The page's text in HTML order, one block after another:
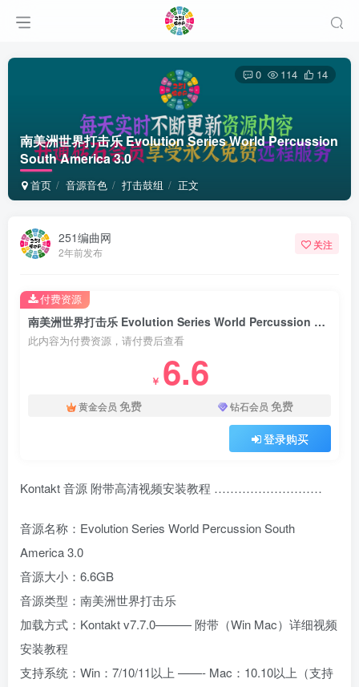
南美洲世界打击乐 Evolution Series World Percussion
South America 3.0
首页 音源音色 打击鼓组 正文
0 114 14
251编曲网
2年前发布
关注
南美洲世界打击乐 Evolution Series World Percussion South America 3.0
此内容为付费资源，请付费后查看
￥ 6.6
黄金会员 免费 钻石会员 免费
登录购买
付费资源
Kontakt 音源 附带高清视频安装教程 ………………………
音源名称：Evolution Series World Percussion South
America 3.0
音源大小：6.6GB
音源类型：南美洲世界打击乐
加载方式：Kontakt v7.7.0——— 附带（Win Mac）详细视频
安装教程
支持系统：Win：7/10/11以上 ——- Mac：10.10以上（支持